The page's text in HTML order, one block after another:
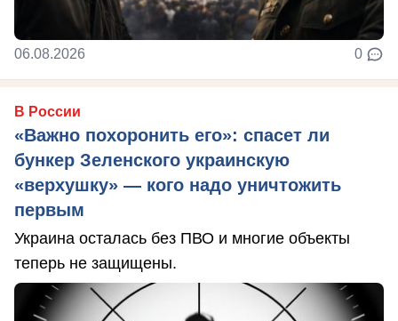
06.08.2026 0
В России
«Важно похоронить его»: спасет ли
бункер Зеленского украинскую
«верхушку» — кого надо уничтожить
первым
Украина осталась без ПВО и многие объекты
теперь не защищены.